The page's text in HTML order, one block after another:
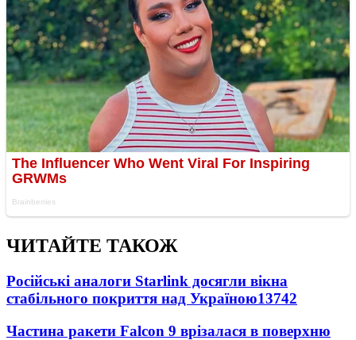
ЧИТАЙТЕ ТАКОЖ
Російські аналоги Starlink досягли вікна
стабільного покриття над Україною13742
Частина ракети Falcon 9 врізалася в поверхню